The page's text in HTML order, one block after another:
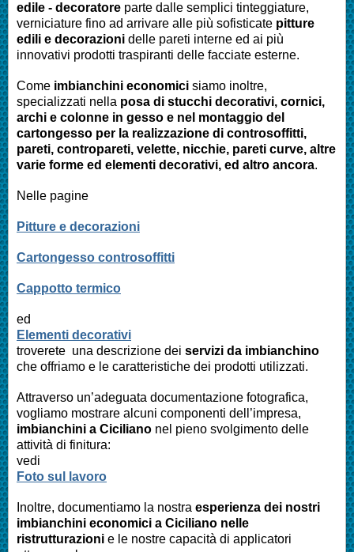
edile - decoratore parte dalle semplici tinteggiature,
verniciature fino ad arrivare alle più sofisticate pitture
edili e decorazioni delle pareti interne ed ai più
innovativi prodotti traspiranti delle facciate esterne.
Come imbianchini economici siamo inoltre,
specializzati nella posa di stucchi decorativi, cornici,
archi e colonne in gesso e nel montaggio del
cartongesso per la realizzazione di controsoffitti,
pareti, contropareti, velette, nicchie, pareti curve, altre
varie forme ed elementi decorativi, ed altro ancora.
Nelle pagine
Pitture e decorazioni
Cartongesso controsoffitti
Cappotto termico
ed
Elementi decorativi
troverete una descrizione dei servizi da imbianchino
che offriamo e le caratteristiche dei prodotti utilizzati.
Attraverso un’adeguata documentazione fotografica,
vogliamo mostrare alcuni componenti dell’impresa,
imbianchini a Ciciliano nel pieno svolgimento delle
attività di finitura:
vedi
Foto sul lavoro
Inoltre, documentiamo la nostra esperienza dei nostri
imbianchini economici a Ciciliano nelle
ristrutturazioni e le nostre capacità di applicatori